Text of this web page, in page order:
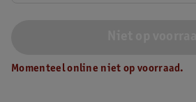
Momenteel online niet op voorraad.